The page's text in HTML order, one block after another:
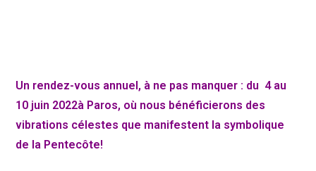
Un rendez-vous annuel, à ne pas manquer : du 4 au
10 juin 2022à Paros, où nous bénéficierons des
vibrations célestes que manifestent la symbolique
de la Pentecôte!